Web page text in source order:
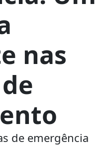
nas
de emergência